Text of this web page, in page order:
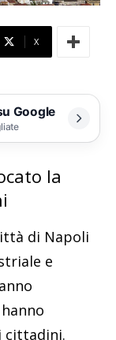
X
Google
la
di Napoli
e
cittadini.